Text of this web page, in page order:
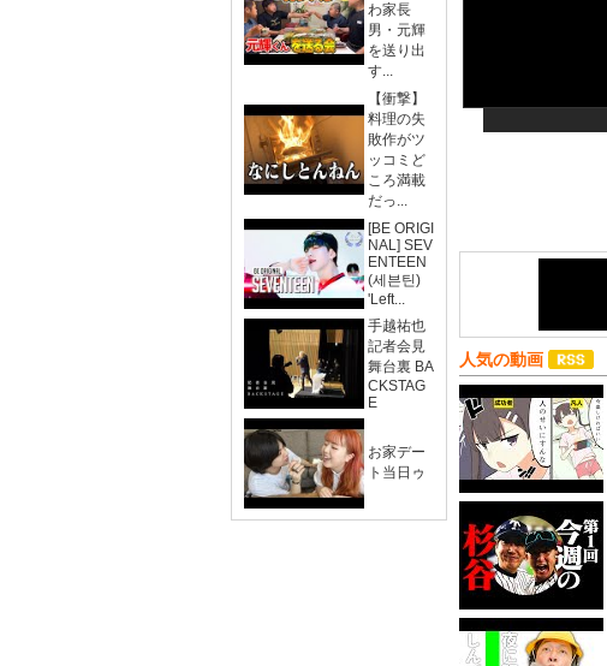
わ家長
男・元輝
を送り出
す...
【衝撃】
料理の失
敗作がツ
ッコミど
ころ満載
だっ...
[BE ORIGI
NAL] SEV
ENTEEN
(세븐틴)
'Left...
手越祐也
記者会見
舞台裏 BA
CKSTAG
E
お家デー
ト当日ゥ
人気の動画